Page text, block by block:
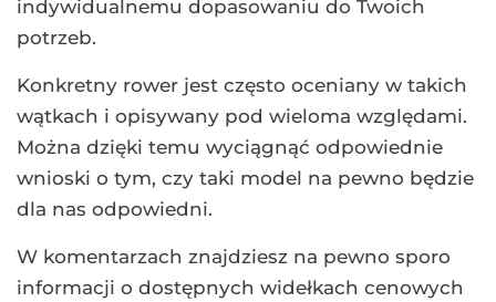
indywidualnemu dopasowaniu do Twoich
potrzeb.
Konkretny rower jest często oceniany w takich
wątkach i opisywany pod wieloma względami.
Można dzięki temu wyciągnąć odpowiednie
wnioski o tym, czy taki model na pewno będzie
dla nas odpowiedni.
W komentarzach znajdziesz na pewno sporo
informacji o dostępnych widełkach cenowych